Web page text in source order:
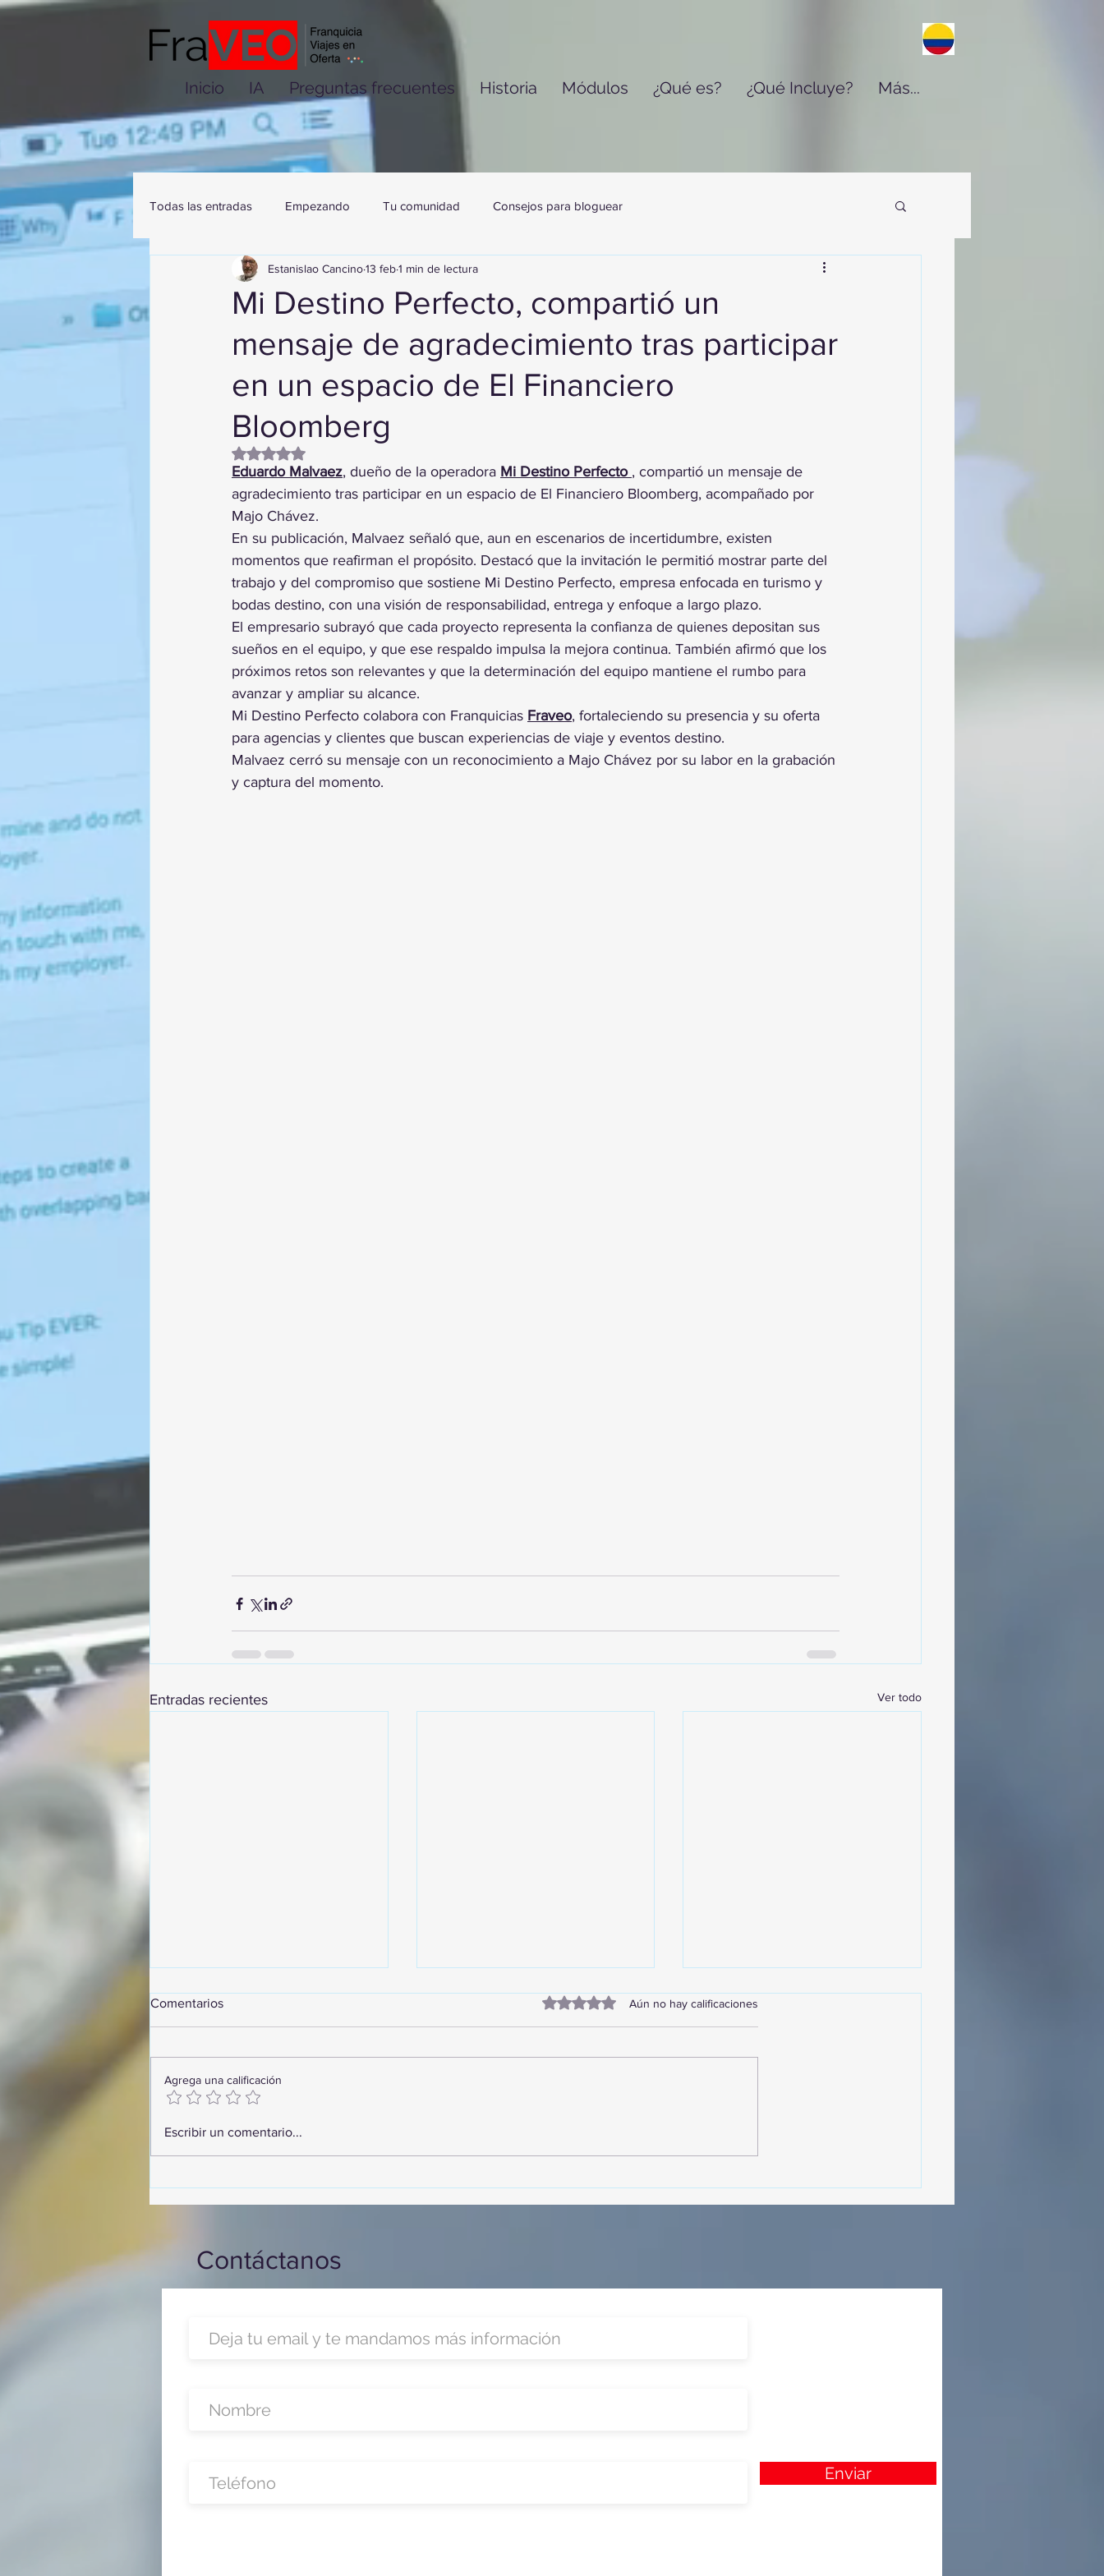
Inicio IA Preguntas frecuentes Historia Módulos ¿Qué es? ¿Qué Incluye? Más...
Todas las entradas Empezando Tu comunidad Consejos para bloguear
Mi Destino Perfecto, compartió un
mensaje de agradecimiento tras participar
en un espacio de El Financiero
Bloomberg
Estanislao Cancino13 feb1 min de lectura
Obtuvo NaN de 5 estrellas.
Eduardo Malvaez, dueño de la operadora Mi Destino Perfecto , compartió un mensaje de
agradecimiento tras participar en un espacio de El Financiero Bloomberg, acompañado por
Majo Chávez.
En su publicación, Malvaez señaló que, aun en escenarios de incertidumbre, existen
momentos que reafirman el propósito. Destacó que la invitación le permitió mostrar parte del
trabajo y del compromiso que sostiene Mi Destino Perfecto, empresa enfocada en turismo y
bodas destino, con una visión de responsabilidad, entrega y enfoque a largo plazo.
El empresario subrayó que cada proyecto representa la confianza de quienes depositan sus
sueños en el equipo, y que ese respaldo impulsa la mejora continua. También afirmó que los
próximos retos son relevantes y que la determinación del equipo mantiene el rumbo para
avanzar y ampliar su alcance.
Mi Destino Perfecto colabora con Franquicias Fraveo, fortaleciendo su presencia y su oferta
para agencias y clientes que buscan experiencias de viaje y eventos destino.
Malvaez cerró su mensaje con un reconocimiento a Majo Chávez por su labor en la grabación
y captura del momento.
Entradas recientes Ver todo
GoMapTravelByFraveo
capacitación realizado en el
Zoom
organizada por Nefertari
Comentarios Obtuvo 0 de 5 estrellas.
Aún no hay calificaciones
Agrega una calificación
Escribir un comentario...
Contáctanos
Enviar